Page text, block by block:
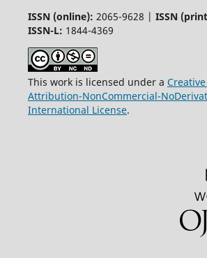
ISSN (online): 2065-9628 | ISSN
ISSN-L: 1844-4369
This work is licensed under a
Attribution-NonCommercial-
International License.